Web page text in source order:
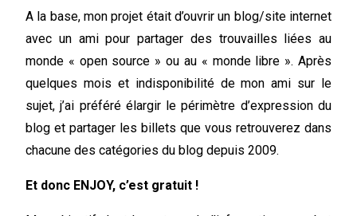
A la base, mon projet était d’ouvrir un blog/site internet
avec un ami pour partager des trouvailles liées au
monde « open source » ou au « monde libre ». Après
quelques mois et indisponibilité de mon ami sur le
sujet, j’ai préféré élargir le périmètre d’expression du
blog et partager les billets que vous retrouverez dans
chacune des catégories du blog depuis 2009.
Et donc ENJOY, c’est gratuit !